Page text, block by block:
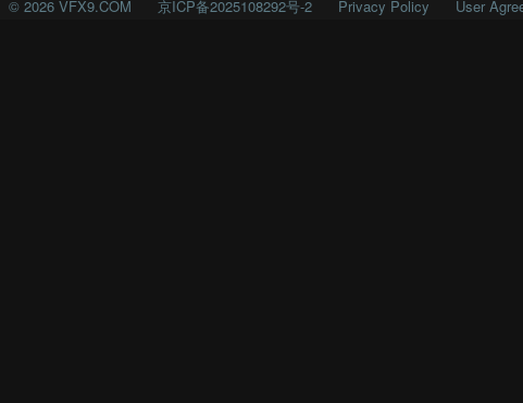
© 2026 VFX9.COM 京ICP备2025108292号-2 Privacy Policy User